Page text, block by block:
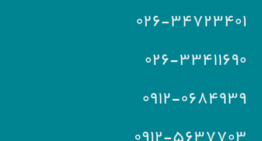
۰۲۶-۳۴۷۲۳۴۰۱
۰۲۶-۳۳۴۱۱۶۹۰
۰۹۱۲-۰۶۸۴۹۳۹